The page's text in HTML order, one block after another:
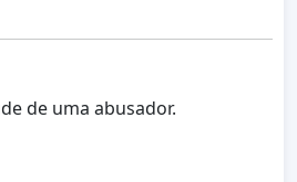
de uma abusador.